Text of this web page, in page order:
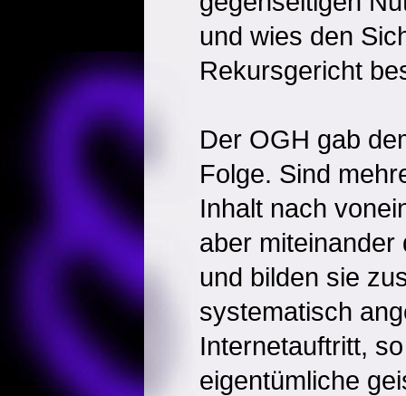
und wies den
Rekursgericht
Der OGH gab
Folge. Sind
Inhalt nach
aber
und bilden sie
systematisch
Internetauftritt,
eigentümliche